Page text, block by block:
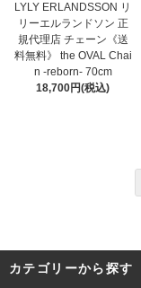
LYLY ERLANDSSON リ
リーエルランドソン 正
規代理店 チェーン《送
料無料》 the OVAL Chai
n -reborn- 70cm
18,700円(税込)
カテゴリーから探す